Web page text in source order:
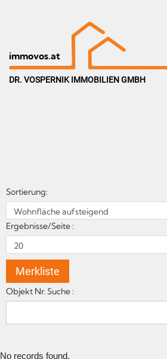
immovos.at
DR. VOSPERNIK IMMOBILIEN GMBH
Sortierung:
Ergebnisse/Seite :
Merkliste
Objekt Nr. Suche :
No records found.